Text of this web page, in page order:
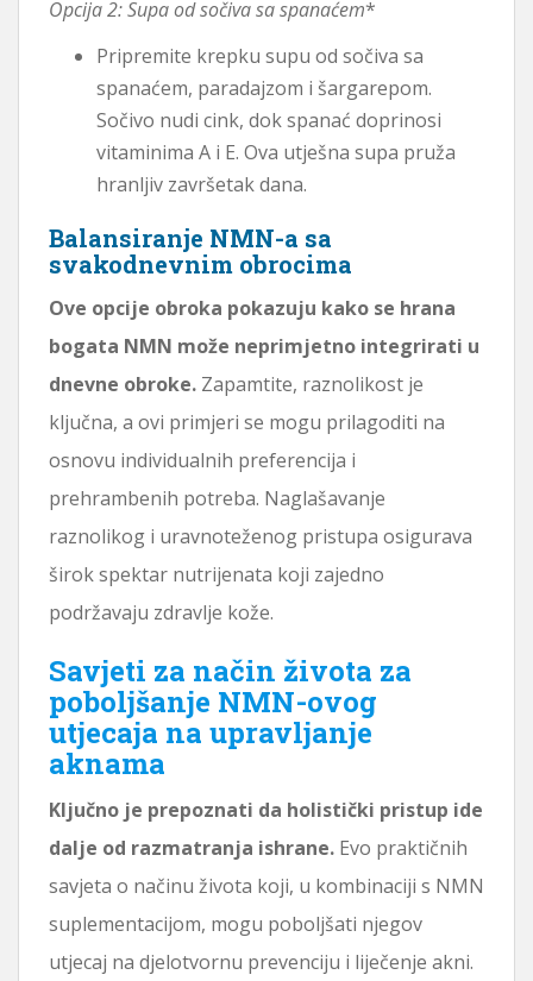
Opcija 2: Supa od sočiva sa spanaćem*
Pripremite krepku supu od sočiva sa
spanaćem, paradajzom i šargarepom.
Sočivo nudi cink, dok spanać doprinosi
vitaminima A i E. Ova utješna supa pruža
hranljiv završetak dana.
Balansiranje NMN-a sa
svakodnevnim obrocima
Ove opcije obroka pokazuju kako se hrana
bogata NMN može neprimjetno integrirati u
dnevne obroke. Zapamtite, raznolikost je
ključna, a ovi primjeri se mogu prilagoditi na
osnovu individualnih preferencija i
prehrambenih potreba. Naglašavanje
raznolikog i uravnoteženog pristupa osigurava
širok spektar nutrijenata koji zajedno
podržavaju zdravlje kože.
Savjeti za način života za
poboljšanje NMN-ovog
utjecaja na upravljanje
aknama
Ključno je prepoznati da holistički pristup ide
dalje od razmatranja ishrane. Evo praktičnih
savjeta o načinu života koji, u kombinaciji s NMN
suplementacijom, mogu poboljšati njegov
utjecaj na djelotvornu prevenciju i liječenje akni.